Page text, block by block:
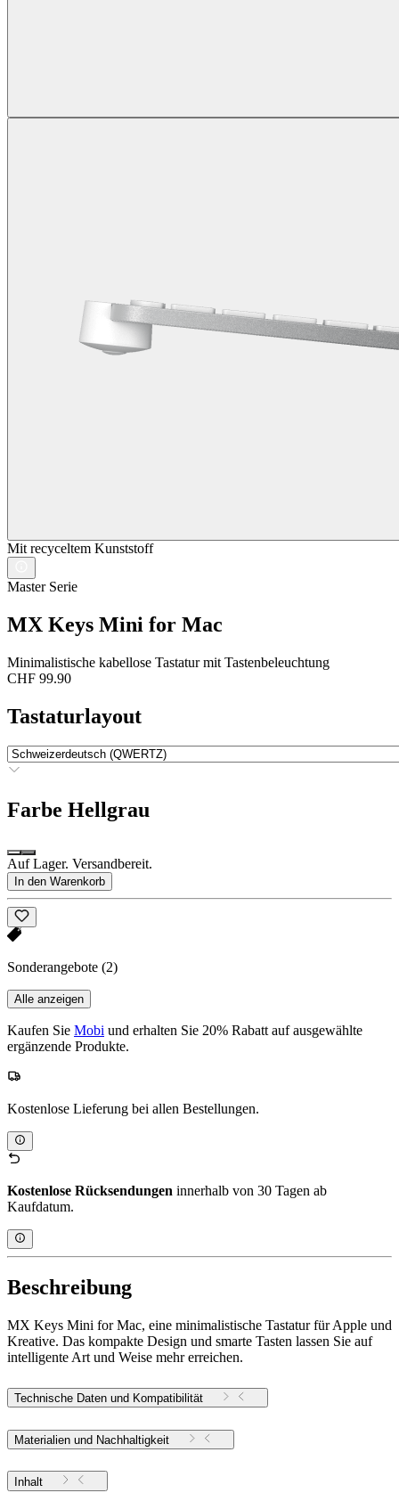
Mit recyceltem Kunststoff
Master Serie
MX Keys Mini for Mac
Minimalistische kabellose Tastatur mit Tastenbeleuchtung
CHF 99.90
Tastaturlayout
Farbe Hellgrau
Auf Lager. Versandbereit.
In den Warenkorb
Sonderangebote (2)
Alle anzeigen
Kaufen Sie Mobi und erhalten Sie 20% Rabatt auf ausgewählte
ergänzende Produkte.
Kostenlose Lieferung bei allen Bestellungen.
Kostenlose Rücksendungen innerhalb von 30 Tagen ab
Kaufdatum.
Beschreibung
MX Keys Mini for Mac, eine minimalistische Tastatur für Apple und
Kreative. Das kompakte Design und smarte Tasten lassen Sie auf
intelligente Art und Weise mehr erreichen.
Technische Daten und Kompatibilität
Materialien und Nachhaltigkeit
Inhalt